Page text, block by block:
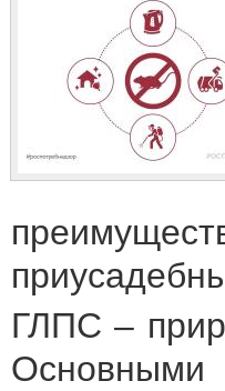
ГЛПС –
Основными